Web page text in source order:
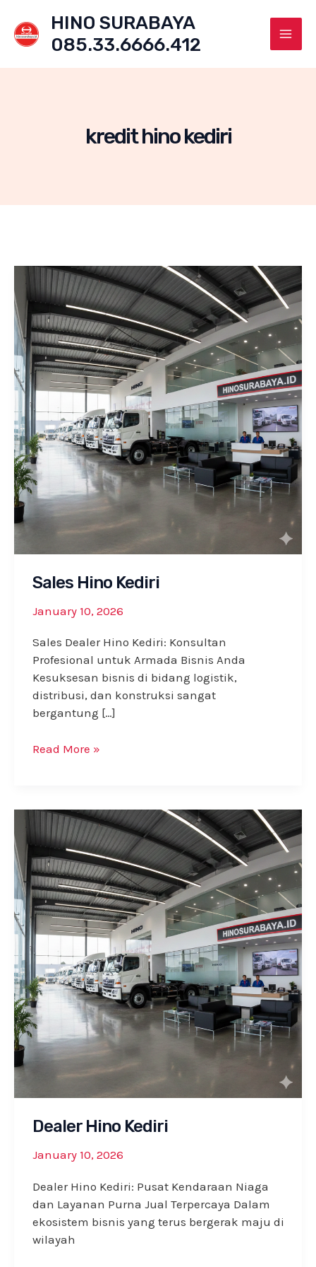
content
HINO SURABAYA
085.33.6666.412
kredit hino kediri
Sales Hino Kediri
January 10, 2026
Sales Dealer Hino Kediri: Konsultan
Profesional untuk Armada Bisnis Anda
Kesuksesan bisnis di bidang logistik,
distribusi, dan konstruksi sangat
bergantung […]
Sales
Read More »
Dealer Hino Kediri
January 10, 2026
Dealer Hino Kediri: Pusat Kendaraan Niaga
dan Layanan Purna Jual Terpercaya Dalam
ekosistem bisnis yang terus bergerak maju di
wilayah